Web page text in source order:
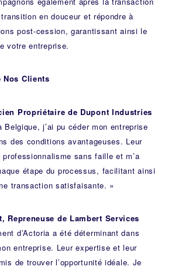
en douceur et répondre à
post-cession, garantissant ainsi le
votre entreprise.
Nos Clients
Propriétaire de Dupont Industries
Belgique, j’ai pu céder mon entreprise
des conditions avantageuses. Leur
professionnalisme sans faille et m’a
étape du processus, facilitant ainsi
transaction satisfaisante. »
Repreneuse de Lambert Services
d’Actoria a été déterminant dans
entreprise. Leur expertise et leur
de trouver l’opportunité idéale. Je